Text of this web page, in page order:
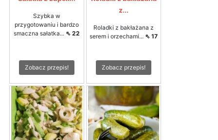
Szybka w
przygotowaniu i bardzo
smaczna sałatka... ⇖ 22
Zobacz przepis!
z...
Roladki z bakłażana z
serem i orzechami... ⇖ 17
Zobacz przepis!